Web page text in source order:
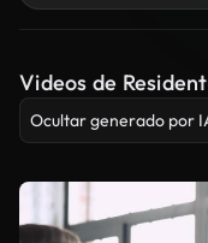
Videos de
Ocultar generado por